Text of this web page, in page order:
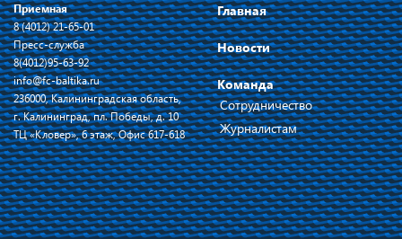
Приемная
8 (4012) 21-65-01
Пресс-служба
8(4012)95-63-92
info@fc-baltika.ru
236000, Калининградская область,
г. Калининград, пл. Победы, д. 10
ТЦ «Кловер», 6 этаж, Офис 617-618
Главная
Новости
Команда
Сотрудничество
Журналистам